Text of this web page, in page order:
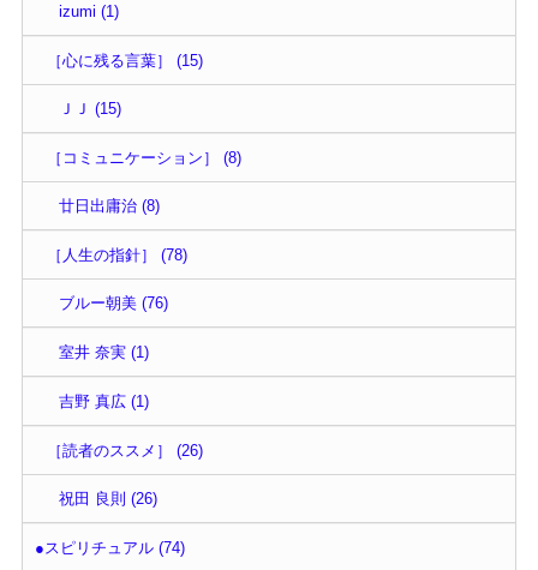
izumi (1)
［心に残る言葉］ (15)
ＪＪ (15)
［コミュニケーション］ (8)
廿日出庸治 (8)
［人生の指針］ (78)
ブルー朝美 (76)
室井 奈実 (1)
吉野 真広 (1)
［読者のススメ］ (26)
祝田 良則 (26)
●スピリチュアル (74)